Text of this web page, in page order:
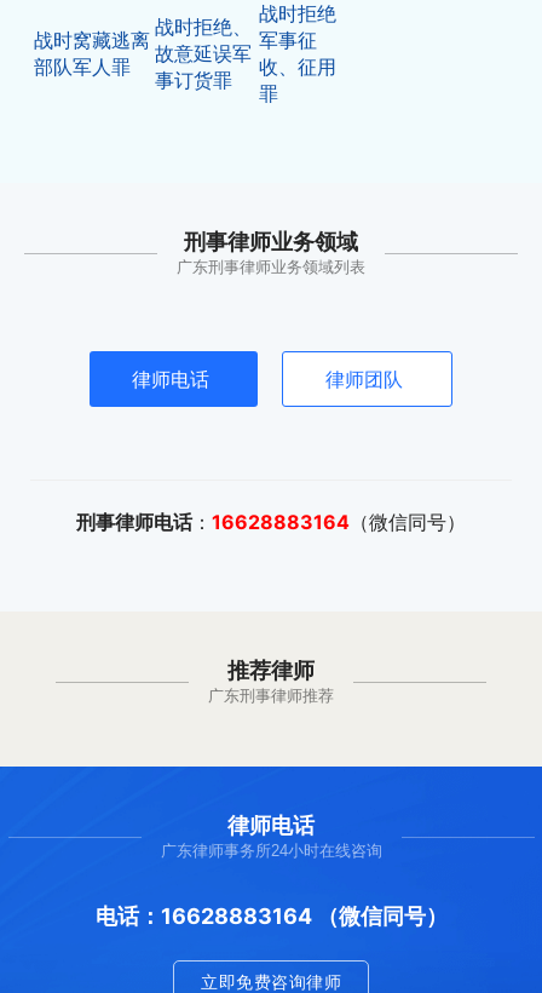
战时窝藏逃离
部队军人罪
战时拒绝、
故意延误军
事订货罪
战时拒绝
军事征
收、征用
罪
刑事律师业务领域
广东刑事律师业务领域列表
律师电话 律师团队
刑事律师电话： 16628883164 （微信同号）
推荐律师
广东刑事律师推荐
律师电话
广东律师事务所24小时在线咨询
电话：16628883164 （微信同号）
立即免费咨询律师